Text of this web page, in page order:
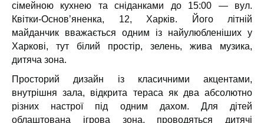
сімейною кухнею та сніданками до 15:00 — вул.
Квітки-Основ’яненка, 12, Харків.
Його літній
майданчик вважається одним із найулюбленіших у
Харкові, тут білий простір, зелень, жива музика,
дитяча зона.
Просторий дизайн із класичними акцентами,
внутрішня зала, відкрита тераса як два абсолютно
різних настрої під одним дахом. Для дітей
облаштована ігрова зона, проводяться дитячі